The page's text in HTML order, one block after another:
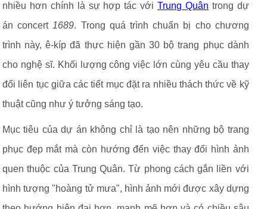
nhiều hơn chính là sự hợp tác vớiTrung Quân trong dự
án concert 1689. Trong quá trình chuẩn bị cho chương
trình này, ê-kíp đã thực hiện gần 30 bộ trang phục dành
cho nghệ sĩ. Khối lượng công việc lớn cùng yêu cầu thay
đổi liên tục giữa các tiết mục đặt ra nhiều thách thức về kỹ
thuật cũng như ý tưởng sáng tạo.
Mục tiêu của dự án không chỉ là tạo nên những bộ trang
phục đẹp mắt mà còn hướng đến việc thay đổi hình ảnh
quen thuộc của Trung Quân. Từ phong cách gắn liền với
hình tượng "hoàng tử mưa", hình ảnh mới được xây dựng